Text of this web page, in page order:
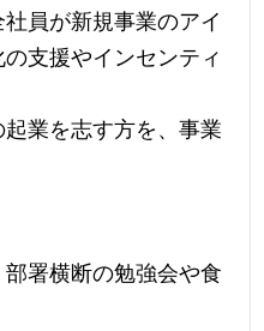
員が新規事業のアイ
支援やインセンティ
起業を志す方を、事業
部署横断の勉強会や食